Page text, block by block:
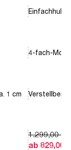
1 cm
Einfachhub
4-fach-
ab 829,00 €
1.299,00 €